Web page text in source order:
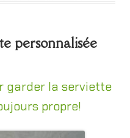
personnalisée
garder la serviette
propre!